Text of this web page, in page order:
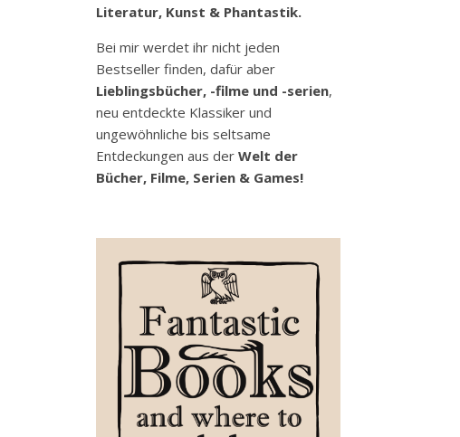
Literatur, Kunst & Phantastik.
Bei mir werdet ihr nicht jeden
Bestseller finden, dafür aber
Lieblingsbücher, -filme und -serien,
neu entdeckte Klassiker und
ungewöhnliche bis seltsame
Entdeckungen aus der Welt der
Bücher, Filme, Serien & Games!